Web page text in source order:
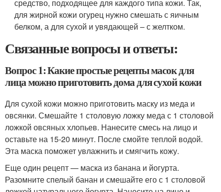
средство, подходящее для каждого типа кожи. Так,
для жирной кожи огурец нужно смешать с яичным
белком, а для сухой и увядающей – с желтком.
Связанные вопросы и ответы:
Вопрос 1: Какие простые рецепты масок для
лица можно приготовить дома для сухой кожи
Для сухой кожи можно приготовить маску из меда и
овсянки. Смешайте 1 столовую ложку меда с 1 столовой
ложкой овсяных хлопьев. Нанесите смесь на лицо и
оставьте на 15-20 минут. После смойте теплой водой.
Эта маска поможет увлажнить и смягчить кожу.
Еще один рецепт — маска из банана и йогурта.
Разомните спелый банан и смешайте его с 1 столовой